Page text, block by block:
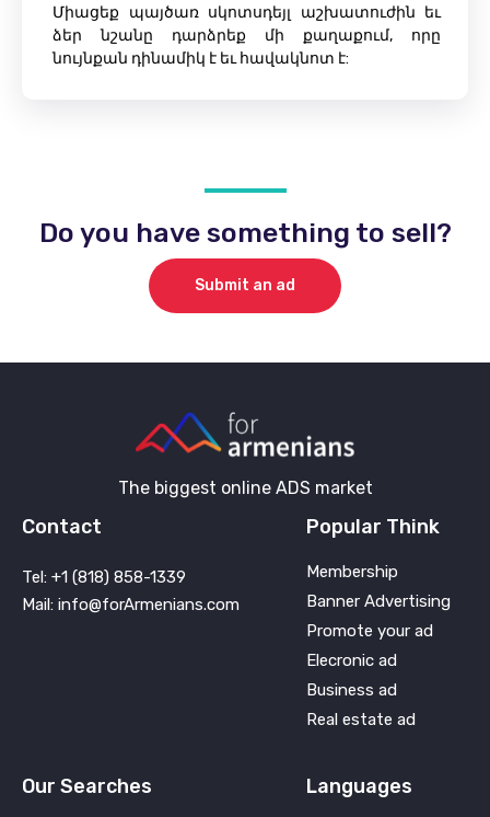
Միացեք պայծառ սկոտսդեյլ աշխատուժին եւ
ձեր նշանը դարձրեք մի քաղաքում, որը
նույնքան դինամիկ է եւ հավակնոտ է:
Do you have something to sell?
Submit an ad
The biggest online ADS market
Contact
Tel: +1 (818) 858-1339
Mail: info@forArmenians.com
Popular Think
Membership
Banner Advertising
Promote your ad
Elecronic ad
Business ad
Real estate ad
Our Searches Languages